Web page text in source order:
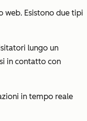
web. Esistono due tipi
lungo un
in contatto con
in tempo reale